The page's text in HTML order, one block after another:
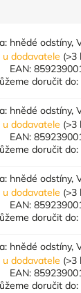
hnědé odstíny,
u dodavatele (>3
EAN:
doručit do:
hnědé odstíny,
u dodavatele (>3
EAN:
doručit do:
hnědé odstíny,
u dodavatele (>3
EAN:
doručit do:
hnědé odstíny,
u dodavatele (>3
EAN:
doručit do: